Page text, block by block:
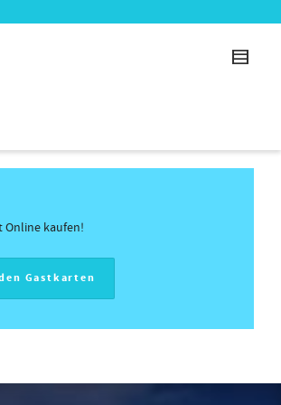
jetzt Online kaufen!
Gastkarten